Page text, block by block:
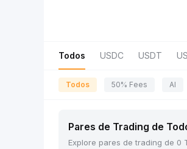
Todos USDC USDT
Todos 50% Fees AI
Pares de Trading de
Explore pares de trading de 0